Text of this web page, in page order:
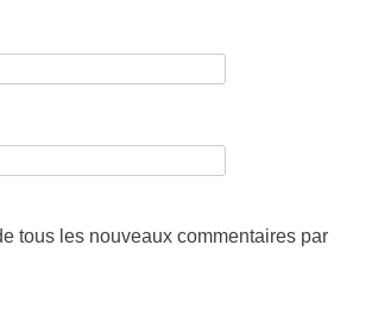
tous les nouveaux commentaires par